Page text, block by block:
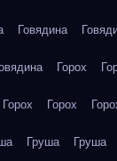
Говядина
Горох
Горох Горох
Груша Груша